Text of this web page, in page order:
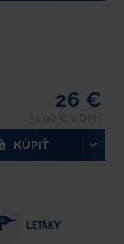
26 €
KÚPIŤ
LETÁKY